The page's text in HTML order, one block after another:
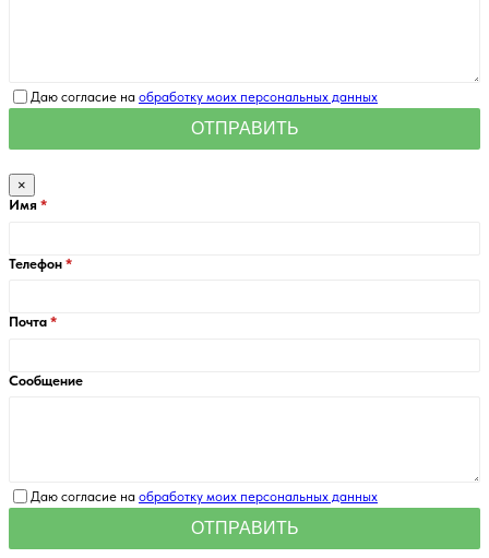
Даю согласие на обработку моих персональных данных
×
Имя
Телефон
Почта
Сообщение
Даю согласие на обработку моих персональных данных